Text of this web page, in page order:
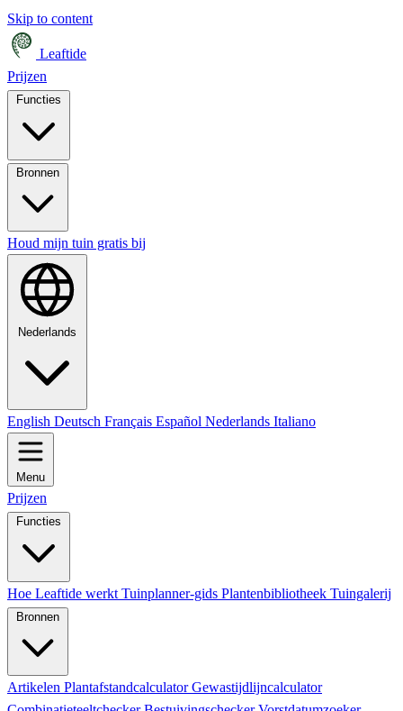
Skip to content
Leaftide
Prijzen
Houd mijn tuin gratis bij
Nederlands
English Deutsch Français Español Nederlands Italiano
Menu
Prijzen
Functies
Hoe Leaftide werkt Tuinplanner-gids Plantenbibliotheek Tuingalerij
Bronnen
Artikelen PlantafstandcalculatorGewastijdlijncalculator